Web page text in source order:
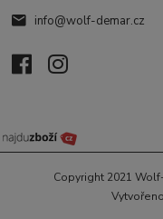
info@wolf-demar.cz
Copyright 2021